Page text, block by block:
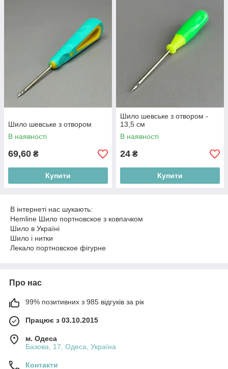
Шило шевське з отвором
В наявності
69,60 ₴
Купити
Шило шевське з отвором -
13,5 см
В наявності
24 ₴
Купити
В інтернеті нас шукають:
Hemline Шило портновское з ковпачком
Шило в Україні
Шило і нитки
Лекало портновское фігурне
Про нас
99% позитивних з 985 відгуків за рік
Працює з 03.10.2015
м. Одеса
Базова, 17, Одеса, Україна
Контакти